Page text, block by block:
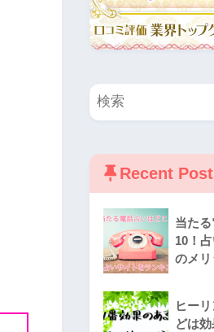
Recent
当た
10！
のメリ
ヒー
どは